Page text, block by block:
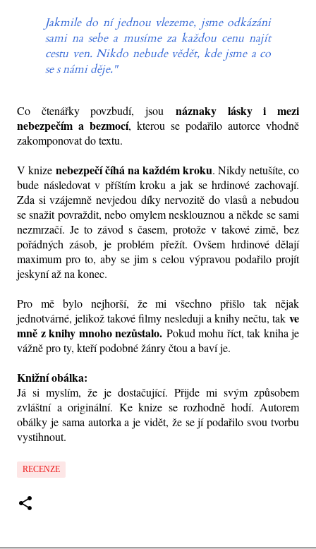
Jakmile do ní jednou vlezeme, jsme odkázáni
sami na sebe a musíme za každou cenu najít
cestu ven. Nikdo nebude vědět, kde jsme a co
se s námi děje."
Co čtenářky povzbudí, jsou náznaky lásky i mezi
nebezpečím a bezmocí, kterou se podařilo autorce vhodně
zakomponovat do textu.
V knize nebezpečí číhá na každém kroku. Nikdy netušíte, co
bude následovat v příštím kroku a jak se hrdinové zachovají.
Zda si vzájemně nevjedou díky nervozitě do vlasů a nebudou
se snažit povraždit, nebo omylem nesklouznou a někde se sami
nezmrzačí. Je to závod s časem, protože v takové zimě, bez
pořádných zásob, je problém přežít. Ovšem hrdinové dělají
maximum pro to, aby se jim s celou výpravou podařilo projít
jeskyní až na konec.
Pro mě bylo nejhorší, že mi všechno přišlo tak nějak
jednotvárné, jelikož takové filmy nesleduji a knihy nečtu, tak ve
mně z knihy mnoho nezůstalo. Pokud mohu říct, tak kniha je
vážně pro ty, kteří podobné žánry čtou a baví je.
Knižní obálka:
Já si myslím, že je dostačující. Přijde mi svým způsobem
zvláštní a originální. Ke knize se rozhodně hodí. Autorem
obálky je sama autorka a je vidět, že se jí podařilo svou tvorbu
vystihnout.
RECENZE